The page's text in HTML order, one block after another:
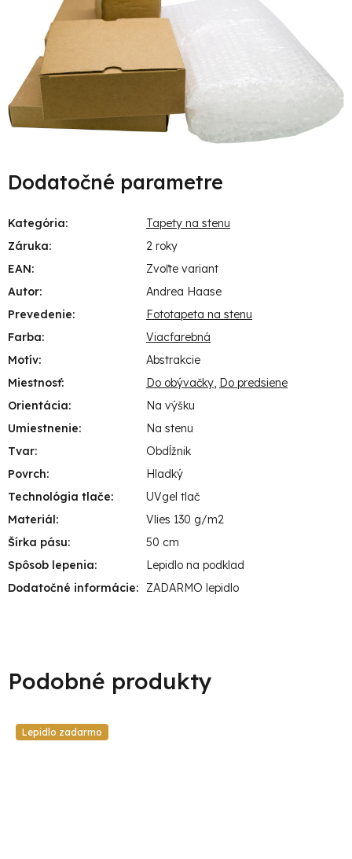
Dodatočné parametre
Kategória:
Tapety na stenu
Záruka:
2 roky
EAN:
Zvoľte variant
Autor:
Andrea Haase
Prevedenie:
Fototapeta na stenu
Farba:
Viacfarebná
Motív:
Abstrakcie
Miestnosť: Do obývačky, Do predsiene
Orientácia:
Na výšku
Umiestnenie:
Na stenu
Tvar:
Obdĺžnik
Povrch:
Hladký
Technológia tlače:
UVgel tlač
Materiál:
Vlies 130 g/m2
Šírka pásu:
50 cm
Spôsob lepenia:
Lepidlo na podklad
Dodatočné informácie: ZADARMO lepidlo
Lepidlo zadarmo